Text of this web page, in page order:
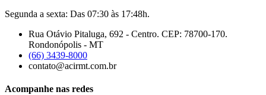
Segunda a sexta: Das 07:30 às 17:48h.
Rua Otávio Pitaluga, 692 - Centro. CEP: 78700-170.
Rondonópolis - MT
(66) 3439-8000
contato@acirmt.com.br
Acompanhe nas redes